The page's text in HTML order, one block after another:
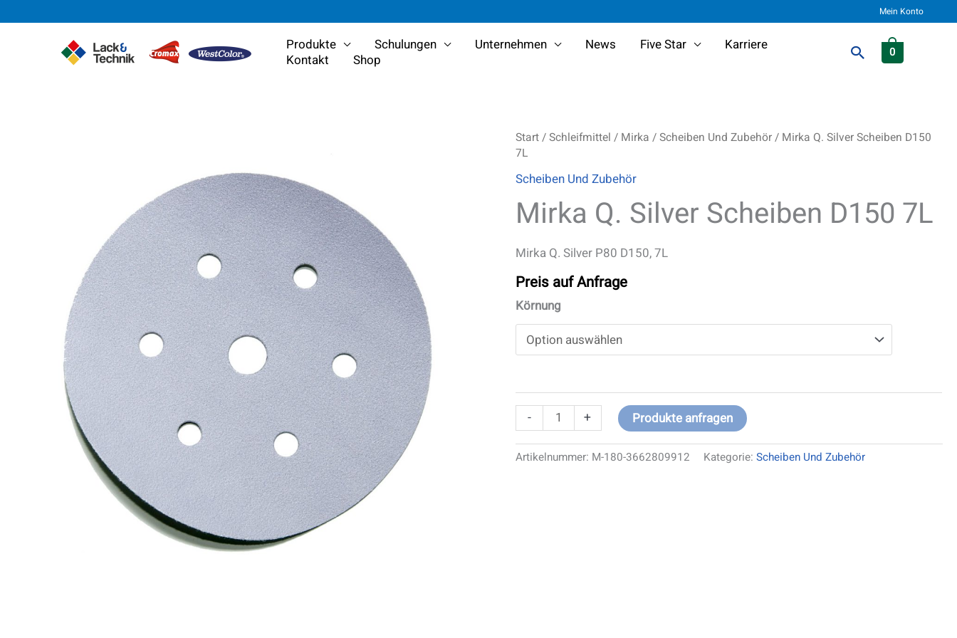
Inhalt
Mein Konto
Produkte Schulungen Unternehmen News Five Star
Karriere
Kontakt
Shop Suchen
0
Start/Schleifmittel / Mirka /Scheiben Und Zubehör/ Mirka Q. Silver Scheiben D150
7L
Scheiben Und Zubehör
Mirka Q. Silver Scheiben D150 7L
Mirka Q. Silver P80 D150, 7L
Preis auf Anfrage
Körnung
-
Mirka
Q.
Scheiben
D150
7L
+ Produkte anfragen
Artikelnummer: M-180-3662809912 Kategorie:Scheiben Und Zubehör